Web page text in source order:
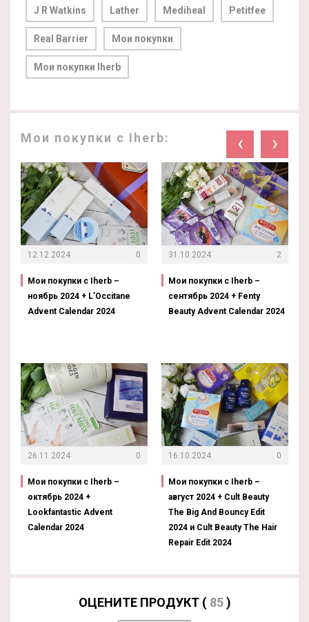
J R Watkins Lather Mediheal Petitfee
Real Barrier Мои покупки
Мои покупки Iherb
Мои покупки с Iherb: ‹ ›
12.12.2024 0
Мои покупки с Iherb –
ноябрь 2024 + L’Occitane
Advent Calendar 2024
26.11.2024 0
Мои покупки с Iherb –
октябрь 2024 +
Lookfantastic Advent
Calendar 2024
31.10.2024 2
Мои покупки с Iherb –
сентябрь 2024 + Fenty
Beauty Advent Calendar 2024
16.10.2024 0
Мои покупки с Iherb –
август 2024 + Cult Beauty
The Big And Bouncy Edit
2024 и Cult Beauty The Hair
Repair Edit 2024
ОЦЕНИТЕ ПРОДУКТ ( 85)